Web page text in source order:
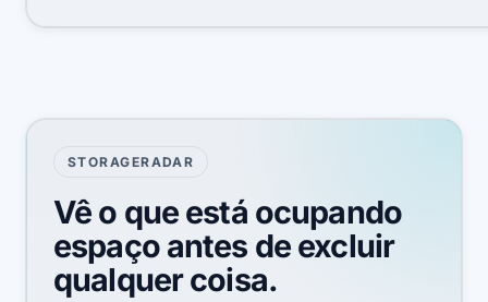
STORAGERADAR
Vê o que está ocupando
espaço antes de excluir
qualquer coisa.